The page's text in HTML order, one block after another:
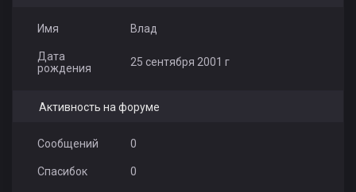
Имя Влад
Дата
рождения
25 сентября 2001 г
Активность на форуме
Сообщений 0
Спасибок 0